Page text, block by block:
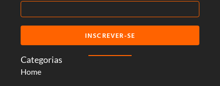
Categorias
Home
INSCREVER-SE